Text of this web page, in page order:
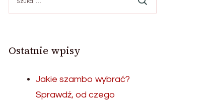
Ostatnie wpisy
Jakie szambo wybrać?
Sprawdź, od czego